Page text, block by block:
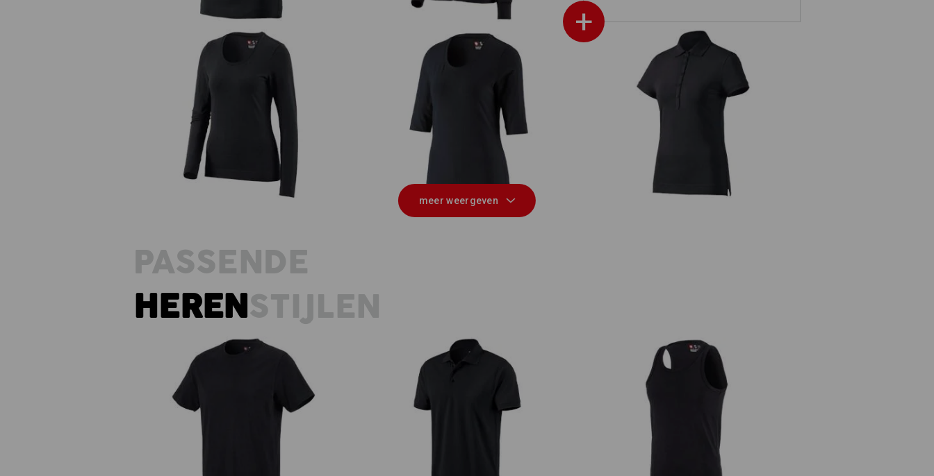
+
e.s. Longsleeve cotton stretch, dames
e.s. Shirt 3/4-mouw cotton stretch,
e.s. Polo-Shirt cotton stretch, dames
meer weergeven
PASSENDE
HERENSTIJLEN
e.s. T-Shirt cotton e.s. Polo-Shirt cotton e.s. Athletic-Shirt cotton